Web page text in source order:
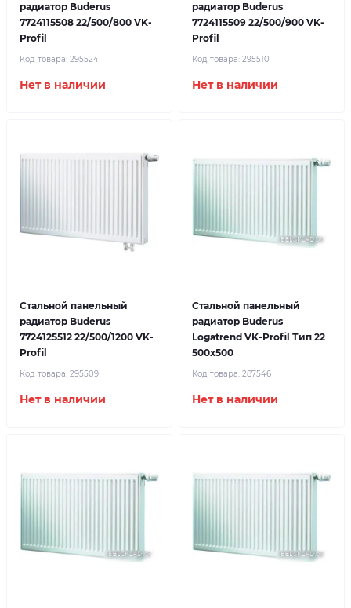
радиатор Buderus
7724115508 22/500/800 VK-
Profil
Код товара: 295524
Нет в наличии
радиатор Buderus
7724115509 22/500/900 VK-
Profil
Код товара: 295510
Нет в наличии
Стальной панельный
радиатор Buderus
7724125512 22/500/1200 VK-
Profil
Код товара: 295509
Нет в наличии
Стальной панельный
радиатор Buderus
Logatrend VK-Profil Тип 22
500x500
Код товара: 287546
Нет в наличии